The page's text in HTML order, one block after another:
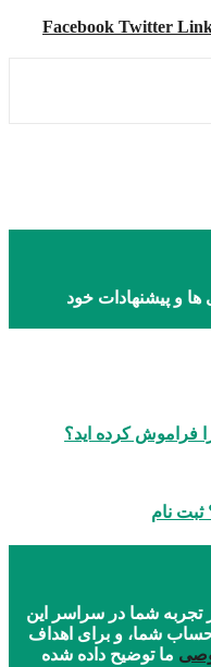
Facebook Twitter
و پیشنهادات خود
فراموش کرده اید؟
ثبت نام
تجربه شما در سراسر این
شما، و برای اهداف
ما توضیح داده شده